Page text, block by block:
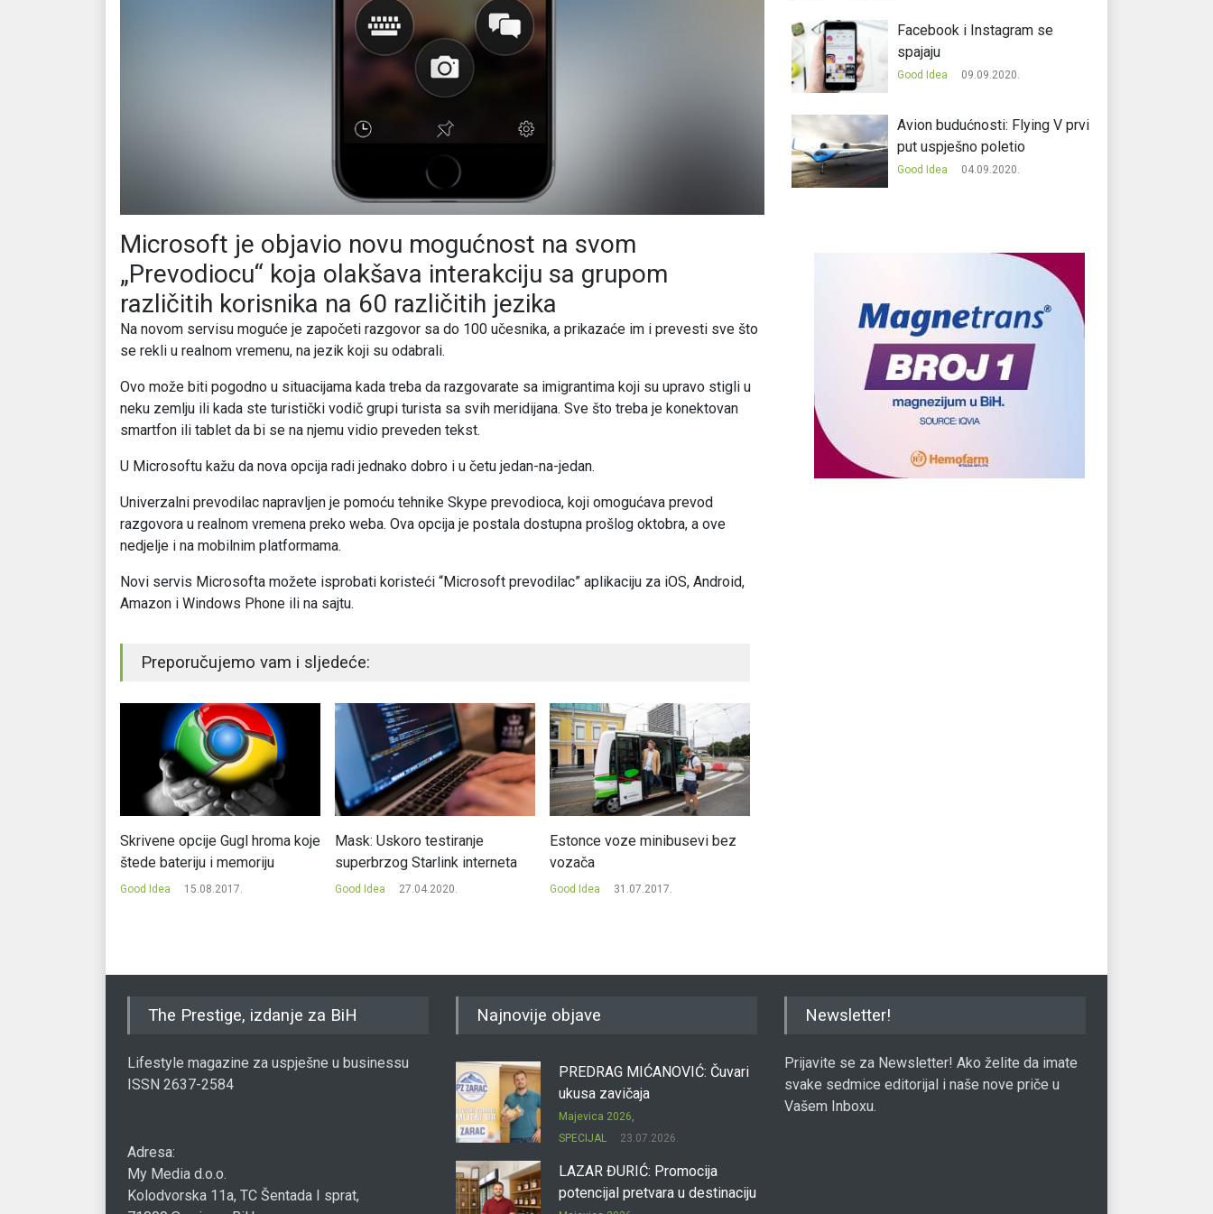
Microsoft je objavio novu mogućnost na svom
„Prevodiocu“ koja olakšava interakciju sa grupom
različitih korisnika na 60 različitih jezika
Na novom servisu moguće je započeti razgovor sa do 100 učesnika, a prikazaće im i prevesti sve što
se rekli u realnom vremenu, na jezik koji su odabrali.
Ovo može biti pogodno u situacijama kada treba da razgovarate sa imigrantima koji su upravo stigli u
neku zemlju ili kada ste turistički vodič grupi turista sa svih meridijana. Sve što treba je konektovan
smartfon ili tablet da bi se na njemu vidio preveden tekst.
U Microsoftu kažu da nova opcija radi jednako dobro i u četu jedan-na-jedan.
Univerzalni prevodilac napravljen je pomoću tehnike Skype prevodioca, koji omogućava prevod
razgovora u realnom vremena preko weba. Ova opcija je postala dostupna prošlog oktobra, a ove
nedjelje i na mobilnim platformama.
Novi servis Microsofta možete isprobati koristeći “Microsoft prevodilac” aplikaciju za iOS, Android,
Amazon i Windows Phone ili na sajtu.
Preporučujemo vam i sljedeće:
Skrivene opcije Gugl hroma koje
štede bateriju i memoriju
Good Idea 15.08.2017.
Mask: Uskoro testiranje
superbrzog Starlink interneta
Good Idea 27.04.2020.
Estonce voze minibusevi bez
vozača
Good Idea 31.07.2017.
Facebook i Instagram se
spajaju
Good Idea 09.09.2020.
Avion budućnosti: Flying V prvi
put uspješno poletio
Good Idea 04.09.2020.
The Prestige, izdanje za BiH
Lifestyle magazine za uspješne u businessu
ISSN 2637-2584
Adresa:
My Media d.o.o.
Kolodvorska 11a, TC Šentada I sprat,
Najnovije objave
PREDRAG MIĆANOVIĆ: Čuvari
ukusa zavičaja
Majevica 2026
SPECIJAL
23.07.2026.
LAZAR ĐURIĆ: Promocija
potencijal pretvara u destinaciju
Newsletter!
Prijavite se za Newsletter! Ako želite da imate
svake sedmice editorijal i naše nove priče u
Vašem Inboxu.